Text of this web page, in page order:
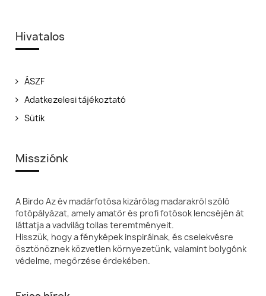
Hivatalos
ÁSZF
Adatkezelesi tájékoztató
Sütik
Missziónk
A Birdo Az év madárfotósa kizárólag madarakról szóló
fotópályázat, amely amatőr és profi fotósok lencséjén át
láttatja a vadvilág tollas teremtményeit.
Hisszük, hogy a fényképek inspirálnak, és cselekvésre
ösztönöznek közvetlen környezetünk, valamint bolygónk
védelme, megőrzése érdekében.